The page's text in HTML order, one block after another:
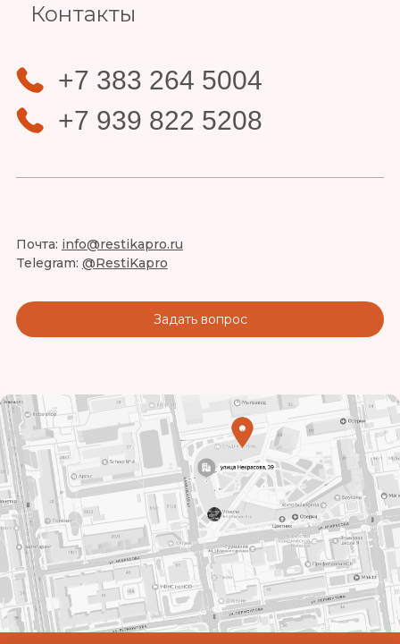
Контакты
+7 383 264 5004
+7 939 822 5208
Почта: info@restikapro.ru
Telegram: @RestiKapro
Задать вопрос